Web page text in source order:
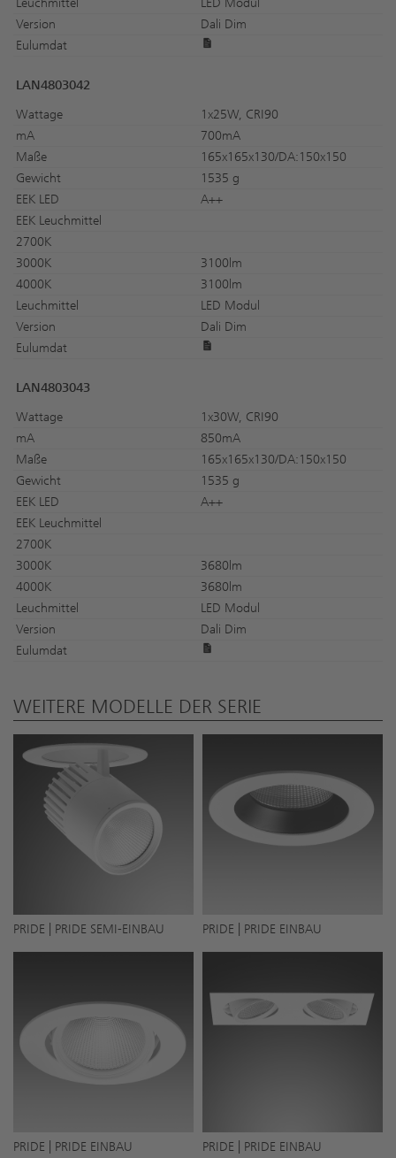
Version
Dali Dim
Eulumdat
LAN4803042
Wattage
1x25W, CRI90
mA
700mA
Maße
165x165x130/DA:150x150
Gewicht
1535 g
EEK LED
A++
EEK Leuchmittel
2700K
3000K
3100lm
4000K
3100lm
Leuchmittel
LED Modul
Version
Dali Dim
Eulumdat
LAN4803043
Wattage
1x30W, CRI90
mA
850mA
Maße
165x165x130/DA:150x150
Gewicht
1535 g
EEK LED
A++
EEK Leuchmittel
2700K
3000K
3680lm
4000K
3680lm
Leuchmittel
LED Modul
Version
Dali Dim
Eulumdat
WEITERE MODELLE DER SERIE
PRIDE | PRIDE SEMI-EINBAU PRIDE | PRIDE EINBAU
PRIDE | PRIDE EINBAU PRIDE | PRIDE EINBAU